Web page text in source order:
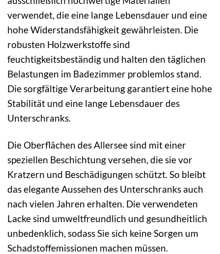
verwendet, die eine lange Lebensdauer und eine
hohe Widerstandsfähigkeit gewährleisten. Die
robusten Holzwerkstoffe sind
feuchtigkeitsbeständig und halten den täglichen
Belastungen im Badezimmer problemlos stand.
Die sorgfältige Verarbeitung garantiert eine hohe
Stabilität und eine lange Lebensdauer des
Unterschranks.
Die Oberflächen des Allersee sind mit einer
speziellen Beschichtung versehen, die sie vor
Kratzern und Beschädigungen schützt. So bleibt
das elegante Aussehen des Unterschranks auch
nach vielen Jahren erhalten. Die verwendeten
Lacke sind umweltfreundlich und gesundheitlich
unbedenklich, sodass Sie sich keine Sorgen um
Schadstoffemissionen machen müssen.